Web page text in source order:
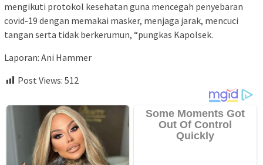
mengikuti protokol kesehatan guna mencegah penyebaran
covid-19 dengan memakai masker, menjaga jarak, mencuci
tangan serta tidak berkerumun, “pungkas Kapolsek.
Laporan: Ani Hammer
Post Views: 512